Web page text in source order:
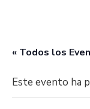
« Todos los
Este evento ha